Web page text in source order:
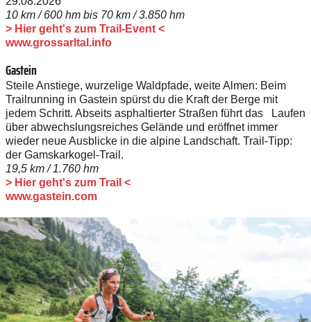
10 km / 600 hm bis 70 km / 3.850 hm
> Hier geht's zum Trail-Event <
www.grossarltal.info
Gastein
Steile Anstiege, wurzelige Waldpfade, weite Almen: Beim
Trailrunning in Gastein spürst du die Kraft der Berge mit
jedem Schritt. Abseits ­asphaltierter Straßen führt das Laufen
über abwechslungsreiches Gelände und eröffnet immer
wieder neue Ausblicke in die alpine Landschaft. Trail-Tipp:
der Gamskarkogel-Trail.
19,5 km / 1.760 hm
> Hier geht's zum Trail <
www.gastein.com